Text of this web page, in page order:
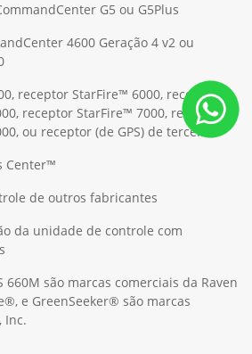
G5 ou G5Plus
4600 Geração 4 v2 ou
receptor StarFire™ 6000, receptor
receptor StarFire™ 7000, receptor
ou receptor (de GPS) de terceiros
Center™
de outros fabricantes
da unidade de controle com
660M são marcas comerciais da Raven
e GreenSeeker® são marcas
Inc.